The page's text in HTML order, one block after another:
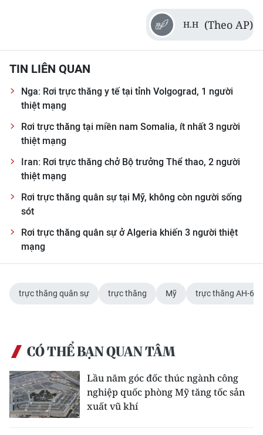
Media Văn hóa
Media Xã hội
Media Pháp luật
Media Du lịch
Media Thế giới
Media Thể thao
Media Giáo dục
Media Y tế
Infographic
TIN MỚI
TIN ĐỊA PHƯƠNG
H.H (Theo AP)
TIN LIÊN QUAN
Nga: Rơi trực thăng y tế tại tỉnh Volgograd, 1 người
thiệt mạng
Rơi trực thăng tại miền nam Somalia, ít nhất 3 người
thiệt mạng
Iran: Rơi trực thăng chở Bộ trưởng Thể thao, 2 người
thiệt mạng
Rơi trực thăng quân sự tại Mỹ, không còn người sống
sót
Rơi trực thăng quân sự ở Algeria khiến 3 người thiệt
mạng
trực thăng quân sự trực thăng Mỹ trực thăng AH-64
CÓ THỂ BẠN QUAN TÂM
Lầu năm góc đốc thúc ngành công
nghiệp quốc phòng Mỹ tăng tốc sản
xuất vũ khí